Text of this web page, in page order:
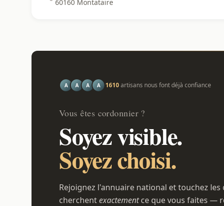
60160 Montataire
A A A A 1610artisans nous font déjà confiance
Vous êtes cordonnier ?
Soyez visible.
Soyez choisi.
Rejoignez l'annuaire national et touchez les
cherchentexactementce que vous faites —